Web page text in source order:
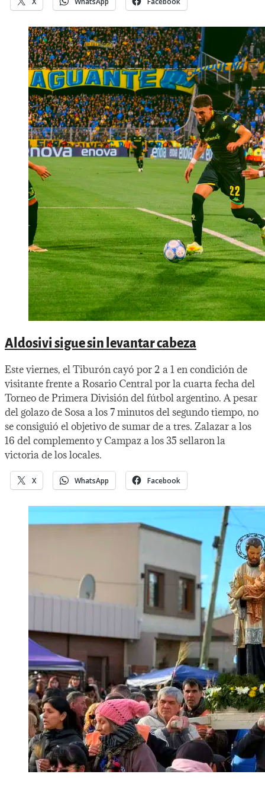
Aldosivi sigue sin levantar cabeza
Este viernes, el Tiburón cayó por 2 a 1 en condición de
visitante frente a Rosario Central por la cuarta fecha del
Torneo de Primera División del fútbol argentino. A pesar
del golazo de Sosa a los 7 minutos del segundo tiempo, no
se consiguió el objetivo de sumar de a tres. Zalazar a los
16 del complemento y Campaz a los 35 sellaron la
victoria de los locales.
X WhatsApp Facebook